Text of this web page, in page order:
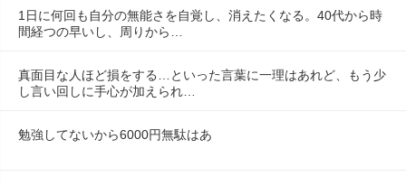
1日に何回も自分の無能さを自覚し、消えたくなる。40代から時
間経つの早いし、周りから…
真面目な人ほど損をする…といった言葉に一理はあれど、もう少
し言い回しに手心が加えられ…
勉強してないから6000円無駄はあ